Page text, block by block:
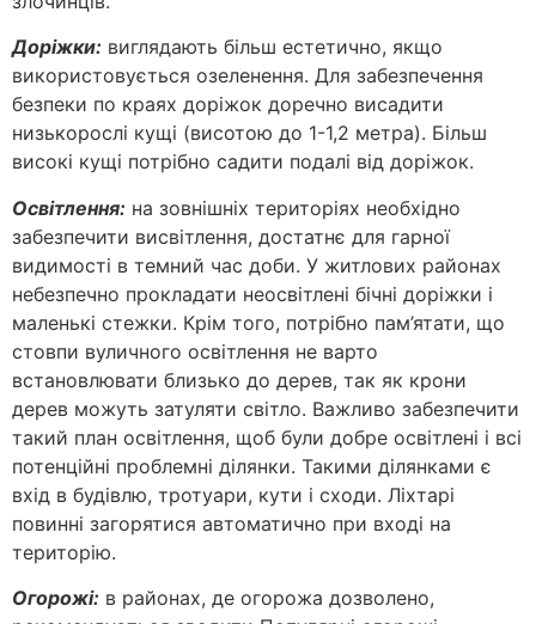
Доріжки: виглядають більш естетично, якщо
використовується озеленення. Для забезпечення
безпеки по краях доріжок доречно висадити
низькорослі кущі (висотою до 1-1,2 метра). Більш
високі кущі потрібно садити подалі від доріжок.
Освітлення: на зовнішніх територіях необхідно
забезпечити висвітлення, достатнє для гарної
видимості в темний час доби. У житлових районах
небезпечно прокладати неосвітлені бічні доріжки і
маленькі стежки. Крім того, потрібно пам’ятати, що
стовпи вуличного освітлення не варто
встановлювати близько до дерев, так як крони
дерев можуть затуляти світло. Важливо забезпечити
такий план освітлення, щоб були добре освітлені і всі
потенційні проблемні ділянки. Такими ділянками є
вхід в будівлю, тротуари, кути і сходи. Ліхтарі
повинні загорятися автоматично при вході на
територію.
Огорожі: в районах, де огорожа дозволено,